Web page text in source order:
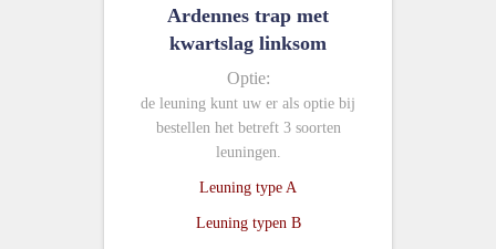
Ardennes trap met
kwartslag linksom
Optie:
de leuning kunt uw er als optie bij
bestellen het betreft 3 soorten
leuningen.
Leuning type A
Leuning typen B